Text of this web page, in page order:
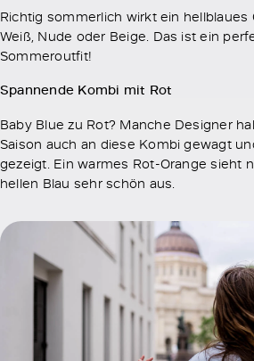
Richtig sommerlich wirkt ein hellblaues
Weiß, Nude oder Beige. Das ist ein
Sommeroutfit!
Spannende Kombi mit Rot
Baby Blue zu Rot? Manche Designer
Saison auch an diese Kombi gewagt
gezeigt. Ein warmes Rot-Orange sieht
hellen Blau sehr schön aus.